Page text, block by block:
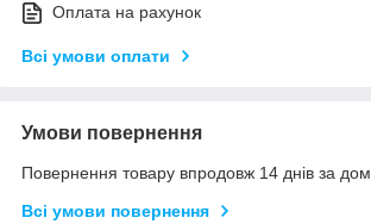
Оплата на рахунок
Всі умови оплати
Умови повернення
Повернення товару впродовж 14 днів за
Всі умови повернення